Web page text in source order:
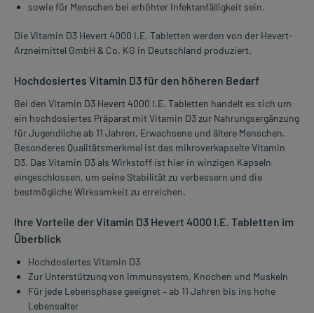
sowie für Menschen bei erhöhter Infektanfälligkeit sein.
Die Vitamin D3 Hevert 4000 I.E. Tabletten werden von der Hevert-
Arzneimittel GmbH & Co. KG in Deutschland produziert.
Hochdosiertes Vitamin D3 für den höheren Bedarf
Bei den Vitamin D3 Hevert 4000 I.E. Tabletten handelt es sich um
ein hochdosiertes Präparat mit Vitamin D3 zur Nahrungsergänzung
für Jugendliche ab 11 Jahren, Erwachsene und ältere Menschen.
Besonderes Qualitätsmerkmal ist das mikroverkapselte Vitamin
D3. Das Vitamin D3 als Wirkstoff ist hier in winzigen Kapseln
eingeschlossen, um seine Stabilität zu verbessern und die
bestmögliche Wirksamkeit zu erreichen.
Ihre Vorteile der Vitamin D3 Hevert 4000 I.E. Tabletten im
Überblick
Hochdosiertes Vitamin D3
Zur Unterstützung von Immunsystem, Knochen und Muskeln
Für jede Lebensphase geeignet – ab 11 Jahren bis ins hohe
Lebensalter